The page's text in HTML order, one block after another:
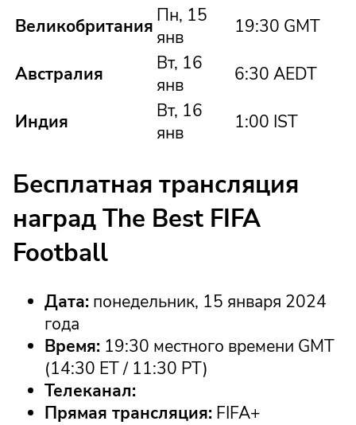
Великобритания Пн, 15
янв
19:30 GMT
Австралия
Вт, 16
янв
6:30 AEDT
Индия
Вт, 16
янв
1:00 IST
Бесплатная трансляция
наград The Best FIFA
Football
Дата: понедельник, 15 января 2024
года
Время: 19:30 местного времени GMT
(14:30 ET / 11:30 PT)
Телеканал:
Прямая трансляция: FIFA+